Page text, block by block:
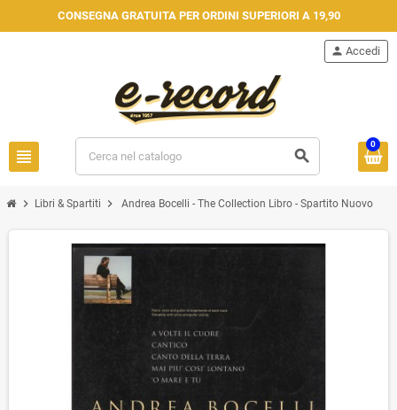
CONSEGNA GRATUITA PER ORDINI SUPERIORI A 19,90
view_headline search
person Accedi
0
chevron_right Libri & Spartiti chevron_right Andrea Bocelli - The Collection Libro - Spartito Nuovo